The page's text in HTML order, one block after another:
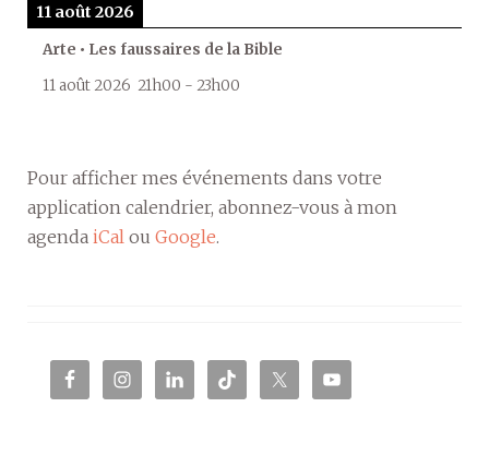
11 août 2026
Arte • Les faussaires de la Bible
11 août 2026 21h00 - 23h00
Pour afficher mes événements dans votre
application calendrier, abonnez-vous à mon
agenda iCal ou Google.